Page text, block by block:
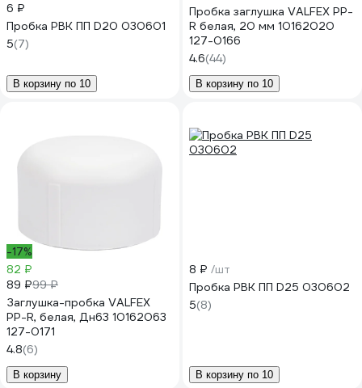
6 ₽
Пробка РВК ПП D20 030601
5(7)
В корзину по 10
Пробка заглушка VALFEX PP-
R белая, 20 мм 10162020
127-0166
4.6(44)
В корзину по 10
-17%
82 ₽
89 ₽99 ₽
Заглушка-пробка VALFEX
PP-R, белая, Дн63 10162063
127-0171
4.8(6)
В корзину
8 ₽ /шт
Пробка РВК ПП D25 030602
5(8)
В корзину по 10